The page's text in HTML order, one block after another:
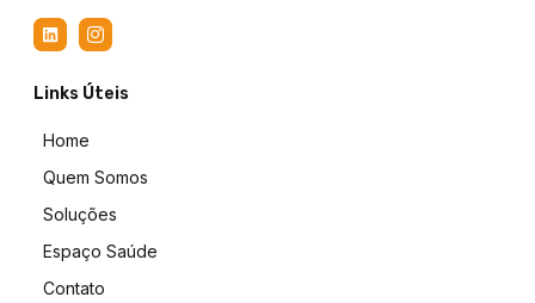
Links Úteis
Home
Quem Somos
Soluções
Espaço Saúde
Contato